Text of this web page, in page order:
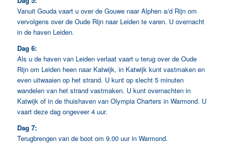
Vanuit Gouda vaart u over de Gouwe naar Alphen a/d Rijn om
vervolgens over de Oude Rijn naar Leiden te varen. U overnacht
in de haven Leiden.
Dag 6:
Als u de haven van Leiden verlaat vaart u terug over de Oude
Rijn om Leiden heen naar Katwijk, in Katwijk kunt vastmaken en
even uitwaaien op het strand. U kunt op slecht 5 minuten
wandelen van het strand vastmaken. U kunt overnachten in
Katwijk of in de thuishaven van Olympia Charters in Warmond. U
vaart deze dag ongeveer 4 uur.
Dag 7:
Terugbrengen van de boot om 9.00 uur in Warmond.